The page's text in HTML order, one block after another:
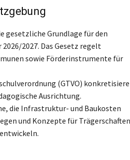
gesetzliche Grundlage für den
2027. Das Gesetz regelt
sowie Förderinstrumente für
(GTVO)
Ausrichtung.
die Infrastruktur- und Baukosten
und Konzepte für Trägerschaften